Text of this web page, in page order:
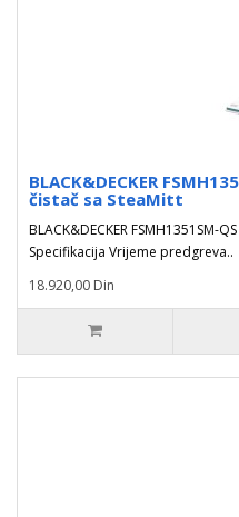
BLACK&DECKER
čistač sa SteaMitt
BLACK&DECKER FSMH1351SM-
Specifikacija Vrijeme predgreva..
18.920,00 Din